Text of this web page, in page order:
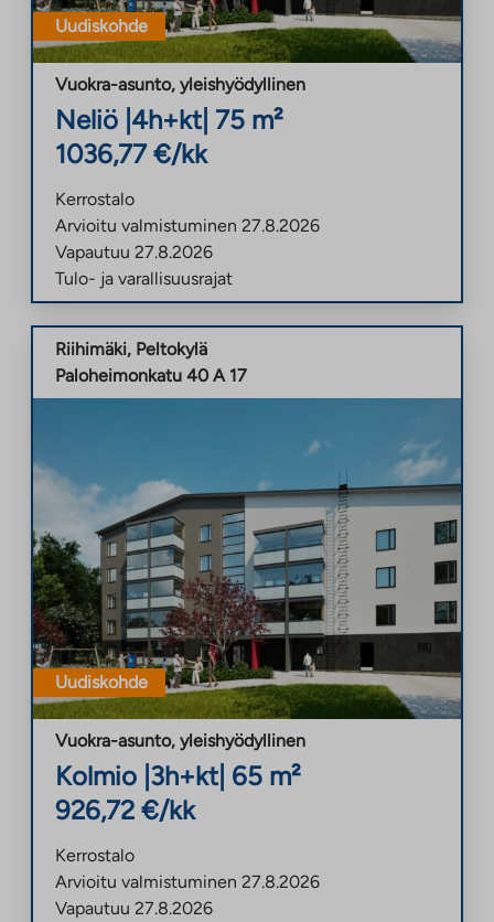
Uudiskohde
Vuokra-asunto, yleishyödyllinen
Neliö 4h+kt| 75 m²
1036,77 €/kk
Kerrostalo
Arvioitu valmistuminen 27.8.2026
Vapautuu 27.8.2026
Tulo- ja varallisuusrajat
Riihimäki, Peltokylä
Paloheimonkatu 40 A 17
Uudiskohde
Vuokra-asunto, yleishyödyllinen
Kolmio 3h+kt| 65 m²
926,72 €/kk
Kerrostalo
Arvioitu valmistuminen 27.8.2026
Vapautuu 27.8.2026